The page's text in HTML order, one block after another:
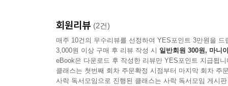
위해 더 효과적이고 구체적이며 성경적으로 기
그런데 『무엇을 위해 기도할까』는 실제로 기도
- 스콧 앤더슨 (디자이어링갓(Desiring God) 최고
이 책에는 기가 막힌 내용들이 담겨 있다. 고통받
이 책을 주신 하나님에게 감사한다.
회원리뷰 (2건)
매주 10건의 우수리뷰를 선정하여 YES포인트 3만원을 드
3,000원 이상 구매 후 리뷰 작성 시 일반회원 300원, 마니
eBook은 다운로드 후 작성한 리뷰만 YES포인트 지급됩니
클래스는 첫번째 회차 주문확정 시점부터 마지막 회차 주
사락 독서모임으로 진행된 클래스는 사락 독서모임 게시